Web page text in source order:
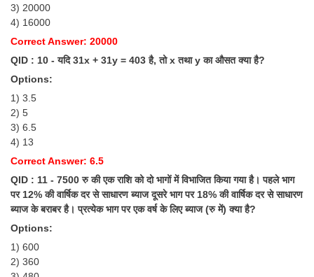
3) 20000
4) 16000
Correct Answer: 20000
QID : 10 - यदि 31x + 31y = 403 है, तो x तथा y का औसत क्या है?
Options:
1) 3.5
2) 5
3) 6.5
4) 13
Correct Answer: 6.5
QID : 11 - 7500 रु की एक राशि को दो भागों में विभाजित किया गया है। पहले भाग
पर 12% की वार्षिक दर से साधारण ब्याज दूसरे भाग पर 18% की वार्षिक दर से साधारण
ब्याज के बराबर है। प्रत्येक भाग पर एक वर्ष के लिए ब्याज (रु में) क्या है?
Options:
1) 600
2) 360